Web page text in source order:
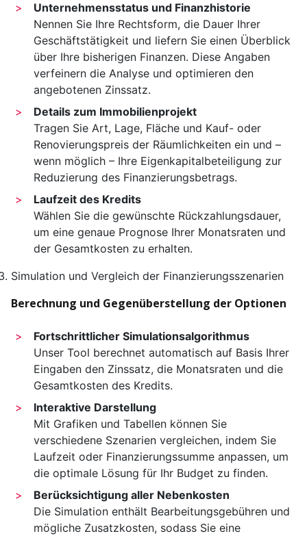
Unternehmens­status und Finanz­historie
Nennen Sie Ihre Rechtsform, die Dauer Ihrer
Geschäftstätigkeit und liefern Sie einen Überblick
über Ihre bisherigen Finanzen. Diese Angaben
verfeinern die Analyse und optimieren den
angebotenen Zinssatz.
Details zum Immobilien­projekt
Tragen Sie Art, Lage, Fläche und Kauf- oder
Renovierungspreis der Räumlichkeiten ein und –
wenn möglich – Ihre Eigenkapital­beteiligung zur
Reduzierung des Finanzierungs­betrags.
Laufzeit des Kredits
Wählen Sie die gewünschte Rückzahlungsdauer,
um eine genaue Prognose Ihrer Monats­raten und
der Gesamtkosten zu erhalten.
Simulation und Vergleich der Finanzierungs­szenarien
Berechnung und Gegenüberstellung der Optionen
Fortschrittlicher Simulations­algorithmus
Unser Tool berechnet automatisch auf Basis Ihrer
Eingaben den Zinssatz, die Monats­raten und die
Gesamtkosten des Kredits.
Interaktive Darstellung
Mit Grafiken und Tabellen können Sie
verschiedene Szenarien vergleichen, indem Sie
Laufzeit oder Finanzierungs­summe anpassen, um
die optimale Lösung für Ihr Budget zu finden.
Berücksichtigung aller Nebenkosten
Die Simulation enthält Bearbeitungsgebühren und
mögliche Zusatzkosten, sodass Sie eine